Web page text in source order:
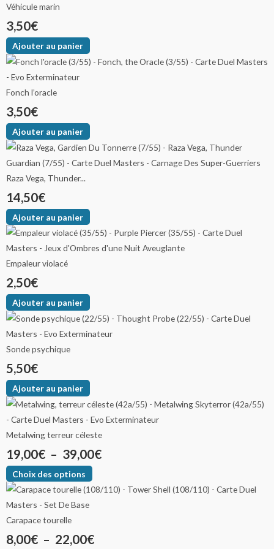
Véhicule marin
3,50€
Ajouter au panier
Fonch l’oracle
3,50€
Ajouter au panier
Raza Vega, Thunder...
14,50€
Ajouter au panier
Empaleur violacé
2,50€
Ajouter au panier
Sonde psychique
5,50€
Ajouter au panier
Metalwing terreur céleste
19,00€ – 39,00€
Choix des options
Carapace tourelle
8,00€ – 22,00€